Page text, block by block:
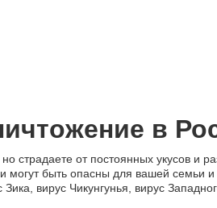
в
страдаете от постоянных укусов
могут быть опасны для вашей семьи
Зика, вирус Чикунгунья, вирус